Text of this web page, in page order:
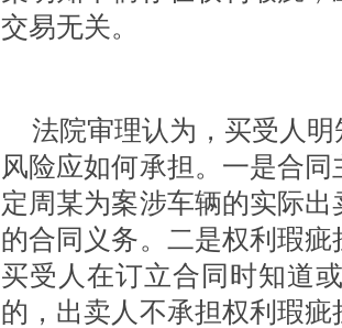
交易无关。
法院审理认为，买受人
风险应如何承担。一是合
定周某为案涉车辆的实际
的合同义务。二是权利瑕
买受人在订立合同时知道
的，出卖人不承担权利瑕